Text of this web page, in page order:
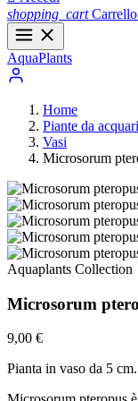
shopping_cart Carrello
AquaPlants
Home
Piante da
Vasi
Microsorum
Aquaplants Collection
Microsorum
9,00 €
Pianta in vaso da 5 cm.